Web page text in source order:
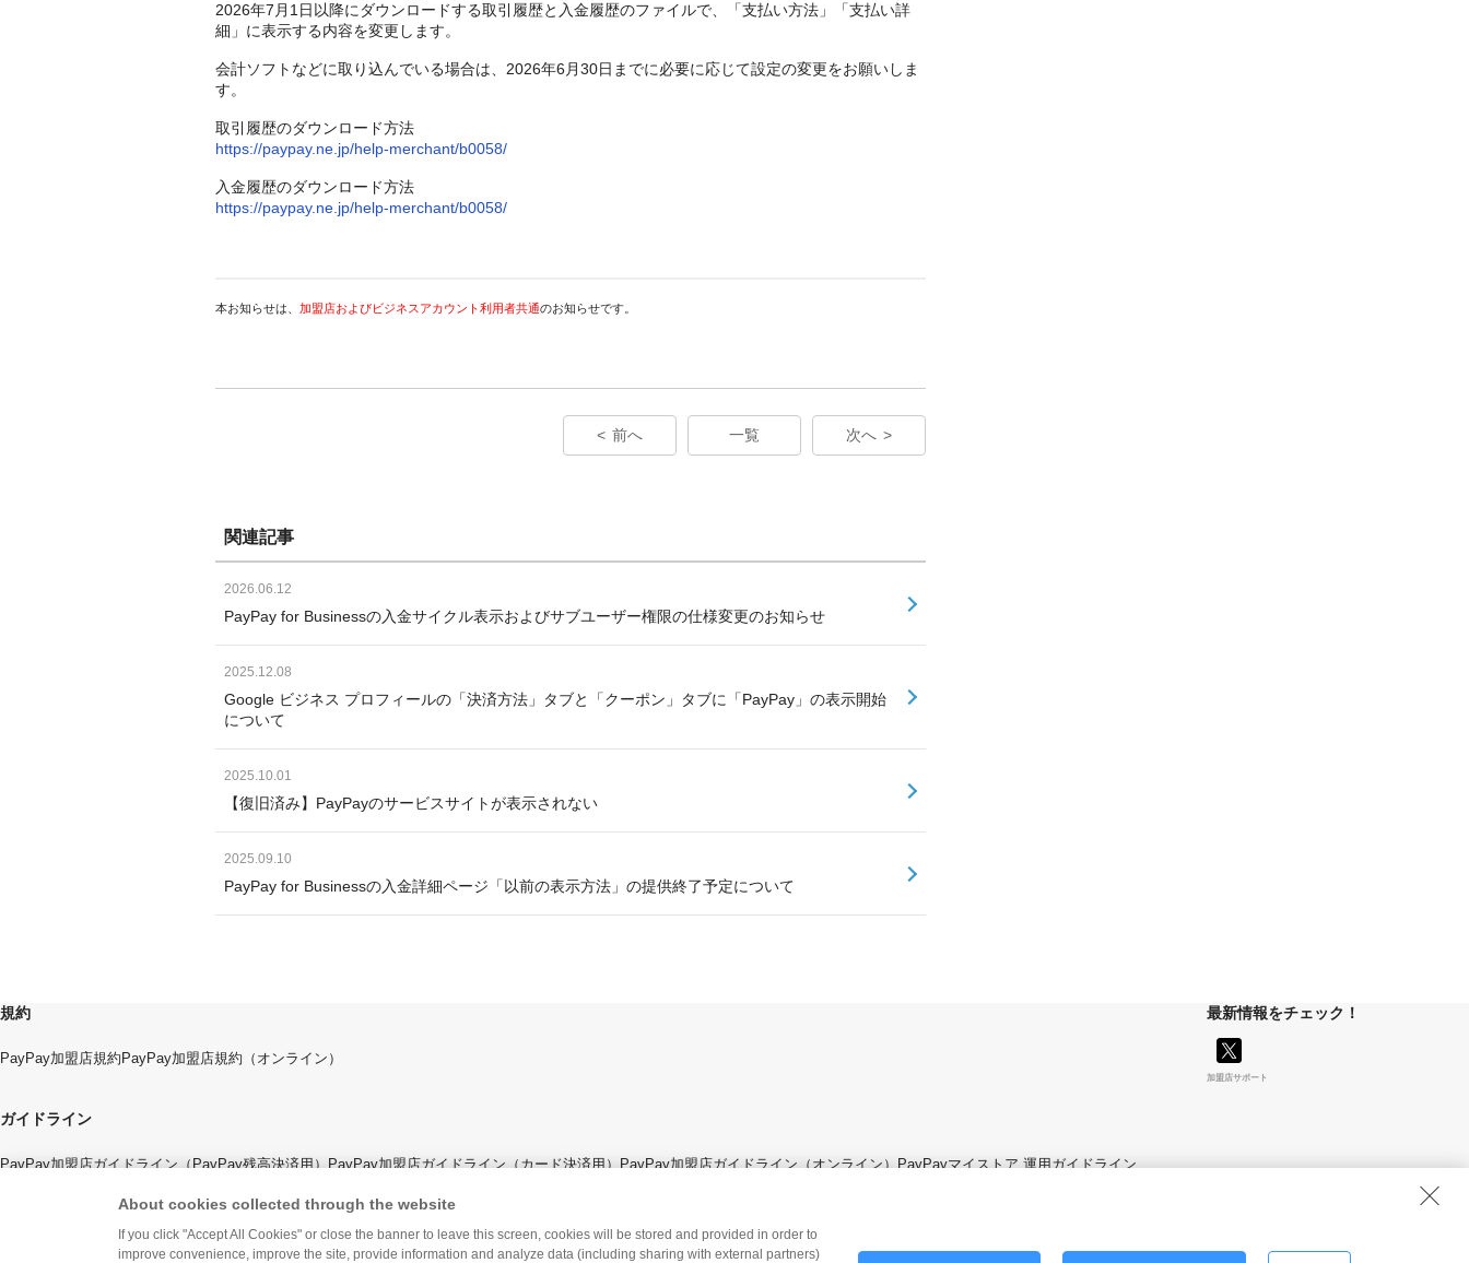
2026年7月1日以降にダウンロードする取引履歴と入金履歴のファイルで、「支払い方法」「支払い詳
細」に表示する内容を変更します。
会計ソフトなどに取り込んでいる場合は、2026年6月30日までに必要に応じて設定の変更をお願いしま
す。
取引履歴のダウンロード方法
https://paypay.ne.jp/help-merchant/b0058/
入金履歴のダウンロード方法
https://paypay.ne.jp/help-merchant/b0058/
本お知らせは、 加盟店およびビジネスアカウント利用者共通のお知らせです。
前へ 一覧 次へ
関連記事
2026.06.12
PayPay for Businessの入金サイクル表示およびサブユーザー権限の仕様変更のお知らせ
2025.12.08
Google ビジネス プロフィールの「決済方法」タブと「クーポン」タブに「PayPay」の表示開始
について
2025.10.01
【復旧済み】PayPayのサービスサイトが表示されない
2025.09.10
PayPay for Businessの入金詳細ページ「以前の表示方法」の提供終了予定について
規約
PayPay加盟店規約 PayPay加盟店規約（オンライン）
ガイドライン
PayPay加盟店ガイドライン（PayPay残高決済用）PayPay加盟店ガイドライン（カード決済用）PayPay加盟店ガイドライン（オンライン）PayPayマイストア 運用ガイドライン
最新情報をチェック！
加盟店サポート
About cookies collected through the website
If you click "Accept All Cookies" or close the banner to leave this screen, cookies will be stored and provided in order to
improve convenience, improve the site, provide information and analyze data (including sharing with external partners)